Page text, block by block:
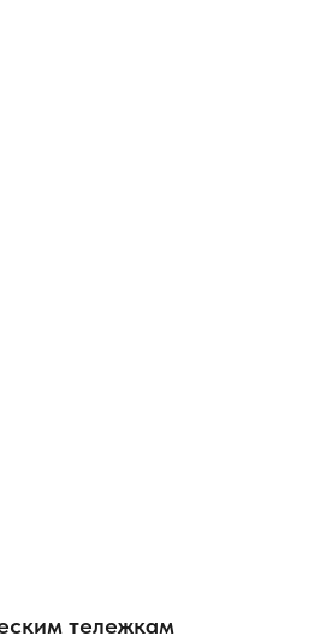
тележкам